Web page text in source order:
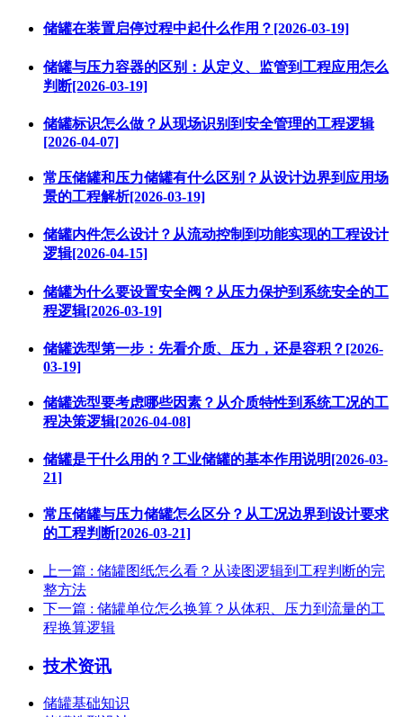
储罐在装置启停过程中起什么作用？[2026-03-19]
储罐与压力容器的区别：从定义、监管到工程应用怎么
判断[2026-03-19]
储罐标识怎么做？从现场识别到安全管理的工程逻辑
[2026-04-07]
常压储罐和压力储罐有什么区别？从设计边界到应用场
景的工程解析[2026-03-19]
储罐内件怎么设计？从流动控制到功能实现的工程设计
逻辑[2026-04-15]
储罐为什么要设置安全阀？从压力保护到系统安全的工
程逻辑[2026-03-19]
储罐选型第一步：先看介质、压力，还是容积？[2026-
03-19]
储罐选型要考虑哪些因素？从介质特性到系统工况的工
程决策逻辑[2026-04-08]
储罐是干什么用的？工业储罐的基本作用说明[2026-03-
21]
常压储罐与压力储罐怎么区分？从工况边界到设计要求
的工程判断[2026-03-21]
上一篇 : 储罐图纸怎么看？从读图逻辑到工程判断的完
整方法
下一篇 : 储罐单位怎么换算？从体积、压力到流量的工
程换算逻辑
技术资讯
储罐基础知识